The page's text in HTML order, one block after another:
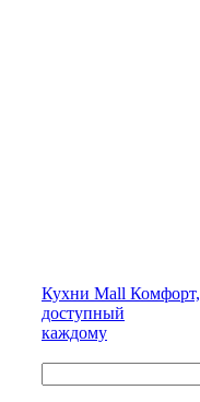
Кухни Mall Комфорт,
доступный
каждому